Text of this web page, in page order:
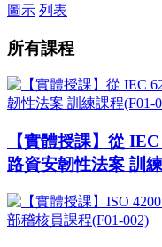
圖示 列表
所有課程
【實體授課】從
路資安韌性法案 訓